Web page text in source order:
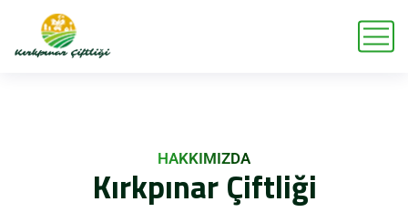
HAKKIMIZDA
KırkpınarÇiftliği